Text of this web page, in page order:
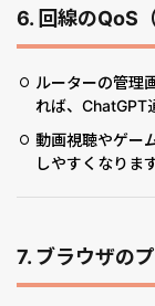
6. 回線のQoS
ルーターの管理
れば、ChatGPT
動画視聴やゲー
しやすくなります
7. ブラウザの